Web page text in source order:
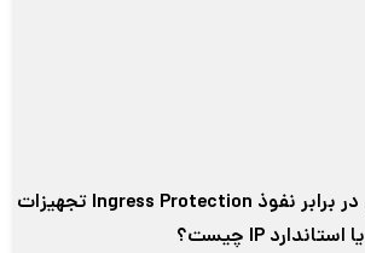
درجه حفاظت داخلی در برابر نفوذ Ingress Protection تجهیزات
یا استاندارد IP چیست؟